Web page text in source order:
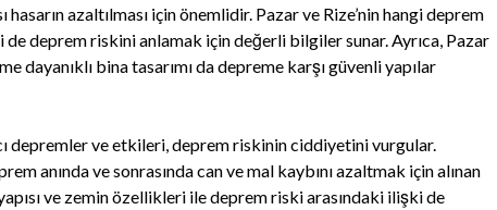
hasarın azaltılması için önemlidir. Pazar ve Rize’nin hangi deprem
deprem riskini anlamak için değerli bilgiler sunar. Ayrıca, Pazar
dayanıklı bina tasarımı da depreme karşı güvenli yapılar
depremler ve etkileri, deprem riskinin ciddiyetini vurgular.
anında ve sonrasında can ve mal kaybını azaltmak için alınan
ve zemin özellikleri ile deprem riski arasındaki ilişki de